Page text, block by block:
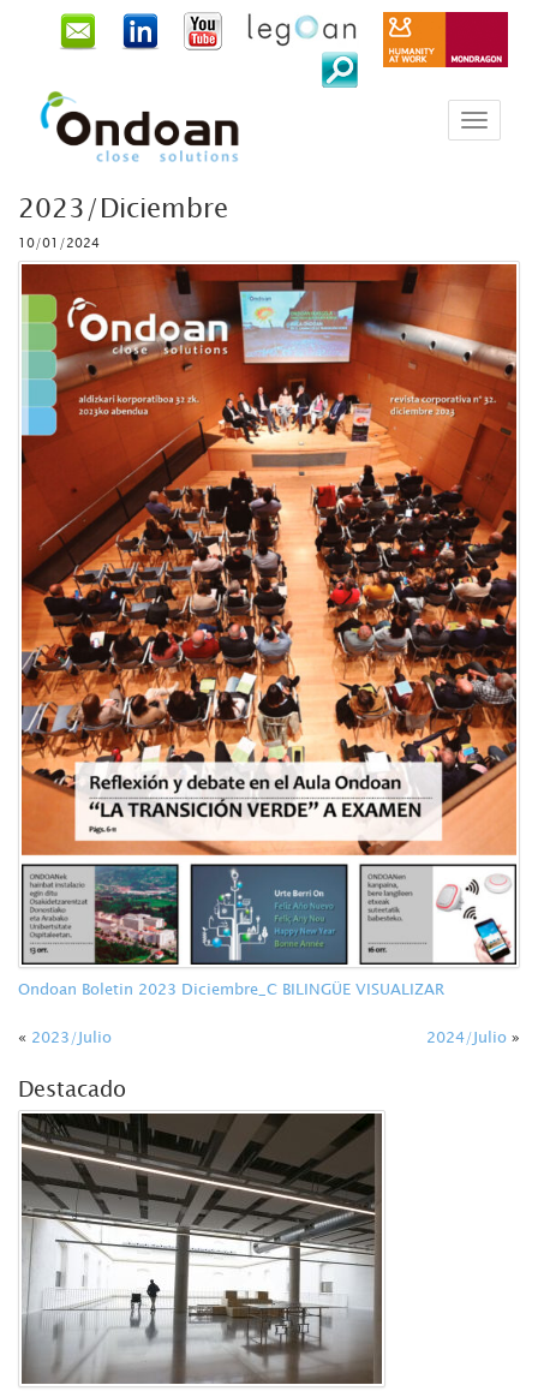
2023/Diciembre
10/01/2024
Ondoan Boletin 2023 Diciembre_C BILINGÜE VISUALIZAR
« 2023/Julio 2024/Julio »
Destacado